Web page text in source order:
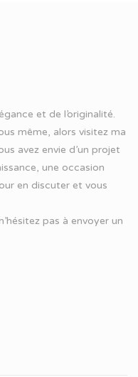
et de l’originalité.
même, alors visitez ma
avez envie d’un projet
une occasion
en discuter et vous
pas à envoyer un